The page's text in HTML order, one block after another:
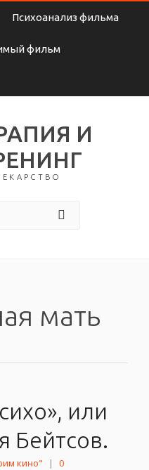
Психоанализ фильма
фильм
И
мать
или
Бейтсов.
кино" | 0